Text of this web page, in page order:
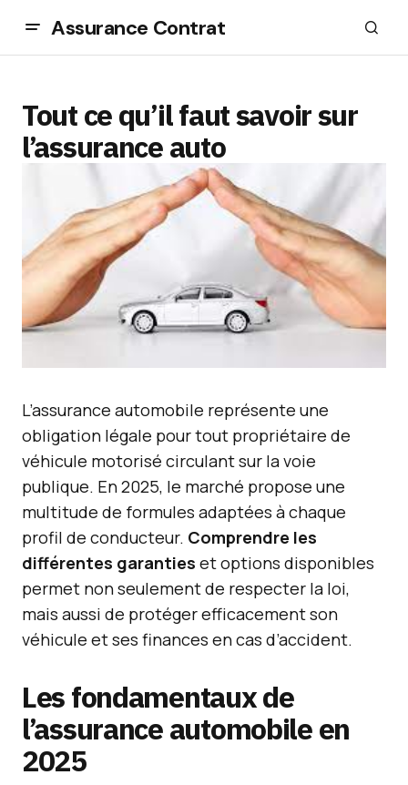
Assurance Contrat
Tout ce qu’il faut savoir sur
l’assurance auto
L’assurance automobile représente une
obligation légale pour tout propriétaire de
véhicule motorisé circulant sur la voie
publique. En 2025, le marché propose une
multitude de formules adaptées à chaque
profil de conducteur. Comprendre les
différentes garanties et options disponibles
permet non seulement de respecter la loi,
mais aussi de protéger efficacement son
véhicule et ses finances en cas d’accident.
Les fondamentaux de
l’assurance automobile en
2025